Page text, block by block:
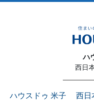
ハ
西日
ハウスドゥ 米子 西日